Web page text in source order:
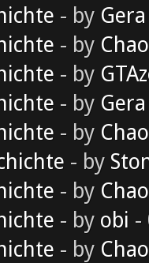
- by Gera
- by
- by
- by Gera
- by
- by
- by
- by obi -
- by